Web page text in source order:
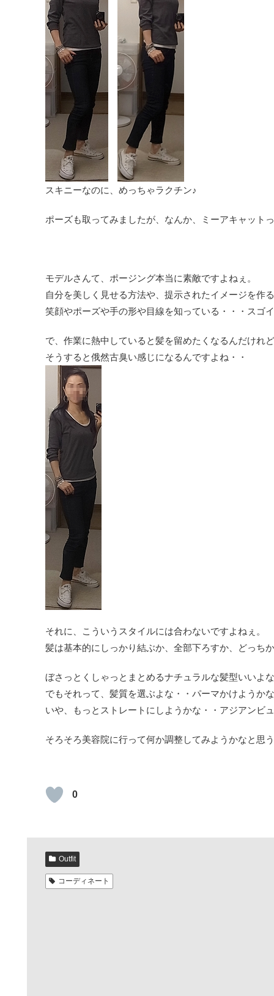
スキニーなのに、めっちゃラクチン♪
ポーズも取ってみましたが、なんか、ミーアキャット
モデルさんて、ポージング本当に素敵ですよねぇ。
自分を美しく見せる方法や、提示されたイメージを作る
笑顔やポーズや手の形や目線を知っている・・・スゴイ
で、作業に熱中していると髪を留めたくなるんだけれど
そうすると俄然古臭い感じになるんですよね・・
それに、こういうスタイルには合わないですよねぇ。
髪は基本的にしっかり結ぶか、全部下ろすか、どっちか
ぼさっとくしゃっとまとめるナチュラルな髪型いいよな
でもそれって、髪質を選ぶよな・・パーマかけようかな
いや、もっとストレートにしようかな・・アジアンビ
そろそろ美容院に行って何か調整してみようかなと思
0
Outfit
コーディネート